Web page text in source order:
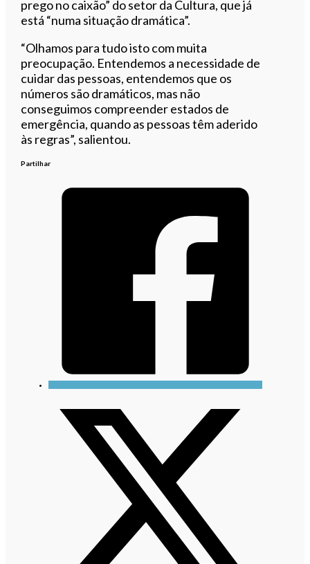
prego no caixão” do setor da Cultura, que já
está “numa situação dramática”.
“Olhamos para tudo isto com muita
preocupação. Entendemos a necessidade de
cuidar das pessoas, entendemos que os
números são dramáticos, mas não
conseguimos compreender estados de
emergência, quando as pessoas têm aderido
às regras”, salientou.
Partilhar